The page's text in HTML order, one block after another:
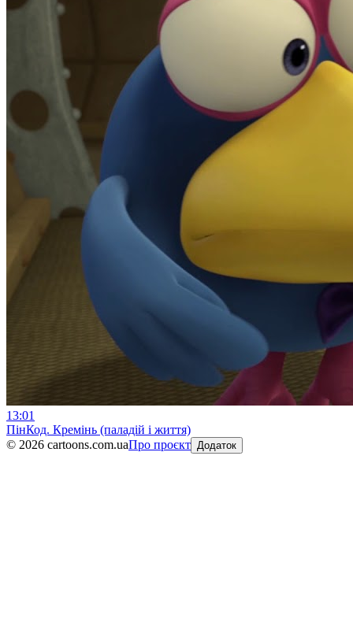
13:01
ПінКод. Кремінь (паладій і життя)
© 2026 cartoons.com.uaПро проєкт Додаток